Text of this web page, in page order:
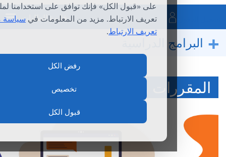
على «قبول الكل» فإنك توافق على استخدامنا لملفات
تعريف الارتباط. مزيد من المعلومات في سياسة ملفات
تعريف الارتباط .
قائمة الطلبات
الدراسية
والدورات الفرديّة